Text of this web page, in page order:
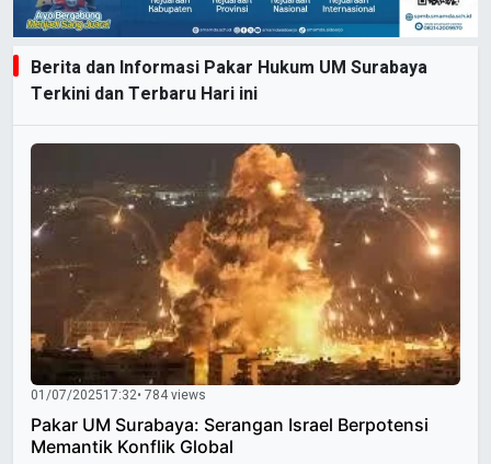
Berita dan Informasi Pakar Hukum UM Surabaya
Terkini dan Terbaru Hari ini
01/07/202517:32• 784 views
Pakar UM Surabaya: Serangan Israel Berpotensi
Memantik Konflik Global